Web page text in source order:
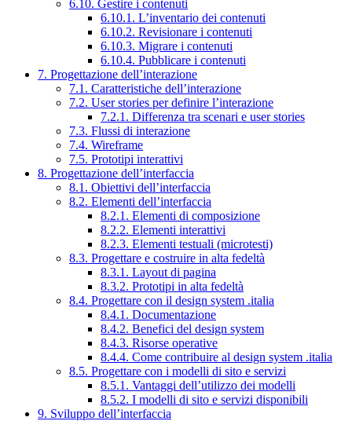
6.10. Gestire i contenuti
6.10.1. L’inventario dei contenuti
6.10.2. Revisionare i contenuti
6.10.3. Migrare i contenuti
6.10.4. Pubblicare i contenuti
7. Progettazione dell’interazione
7.1. Caratteristiche dell’interazione
7.2. User stories per definire l’interazione
7.2.1. Differenza tra scenari e user stories
7.3. Flussi di interazione
7.4. Wireframe
7.5. Prototipi interattivi
8. Progettazione dell’interfaccia
8.1. Obiettivi dell’interfaccia
8.2. Elementi dell’interfaccia
8.2.1. Elementi di composizione
8.2.2. Elementi interattivi
8.2.3. Elementi testuali (microtesti)
8.3. Progettare e costruire in alta fedeltà
8.3.1. Layout di pagina
8.3.2. Prototipi in alta fedeltà
8.4. Progettare con il design system .italia
8.4.1. Documentazione
8.4.2. Benefici del design system
8.4.3. Risorse operative
8.4.4. Come contribuire al design system .italia
8.5. Progettare con i modelli di sito e servizi
8.5.1. Vantaggi dell’utilizzo dei modelli
8.5.2. I modelli di sito e servizi disponibili
9. Sviluppo dell’interfaccia